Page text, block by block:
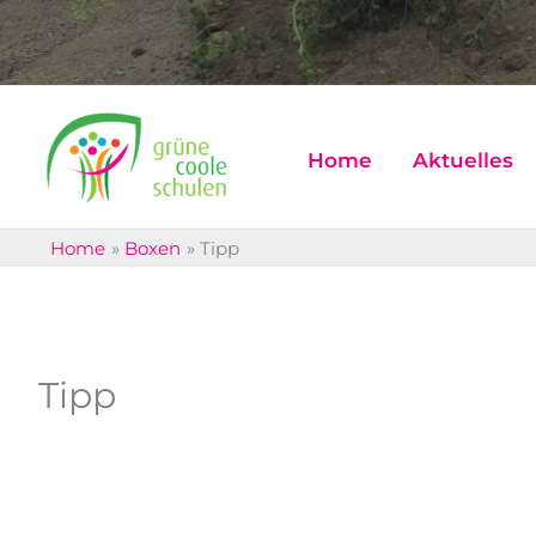
Home Aktuelles
Home Boxen Tipp
Tipp